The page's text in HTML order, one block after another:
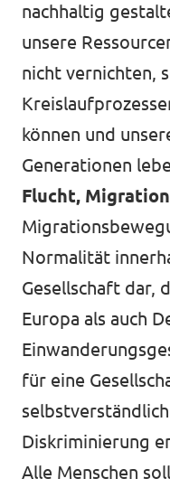
nachhaltig
unsere
nicht vernichten,
können und
Generationen
Flucht,
Normalität
Gesellschaft dar,
Europa als auch
für eine
Diskriminierung
Alle Menschen